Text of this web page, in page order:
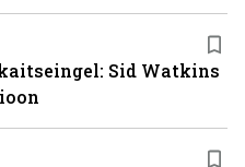
Sid Watkins